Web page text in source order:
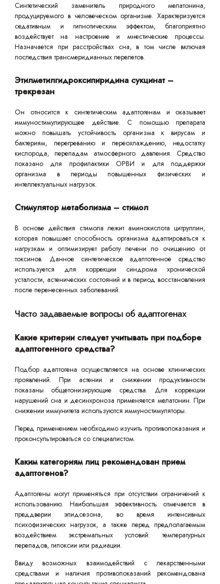
Синтетический заменитель природного мелатонина,
продуцируемого в человеческом организме. Характеризуется
седативным и гипнотическим эффектом, благоприятно
воздействует на настроение и мнестические процессы.
Назначается при расстройствах сна, в том числе включая
последствия трансмеридианных перелетов.
Этилметилгидроксипиридина сукцинат –
трекрезан
Он относится к синтетическим адаптогенам и оказывает
иммуностимулирующее действие. С помощью препарата
можно повышать устойчивость организма к вирусам и
бактериям, перегреванию и переохлаждению, недостатку
кислорода, перепадам атмосферного давления. Средство
показано для профилактики ОРВИ и для поддержки
организма в периоды повышенных физических и
интеллектуальных нагрузок.
Стимулятор метаболизма – стимол
В основе действия стимола лежит аминокислота цитруллин,
которая повышает способность организма адаптироваться к
нагрузкам и оптимизирует работу печени по очищению от
токсинов. Данное синтетическое адаптогенное средство
используется для коррекции синдрома хронической
усталости, астенических состояний и в период восстановления
после перенесенных заболеваний.
Часто задаваемые вопросы об адаптогенах
Какие критерии следует учитывать при подборе
адаптогенного средства?
Подбор адаптогена осуществляется на основе клинических
проявлений. При астении и снижении продуктивности
показаны общетонизирующие средства. Для коррекции
нарушений сна и десинхроноза применяется мелатонин. При
снижении иммунитета используются иммуностимуляторы.
Перед применением необходимо изучить противопоказания и
проконсультироваться со специалистом.
Каким категориям лиц рекомендован прием
адаптогенов?
Адаптогены могут применяться при отсутствии ограничений к
использованию. Наибольшая эффективность отмечается в
преддверии эпидсезона, во время интенсивных
психофизических нагрузок, а также перед предполагаемым
воздействием экстремальных условий: температурных
перепадов, гипоксии или радиации.
Ввиду возможных взаимодействий с лекарственными
средствами и наличия противопоказаний рекомендована